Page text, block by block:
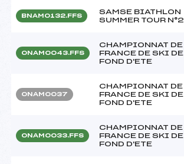
BNAM0132.FFS
SAMSE BIATHLON
SUMMER TOUR N°2
ONAM0043.FFS
CHAMPIONNAT DE
FRANCE DE SKI DE
FOND D'ETE
ONAM0037
CHAMPIONNAT DE
FRANCE DE SKI DE
FOND D'ETE
ONAM0033.FFS
CHAMPIONNAT DE
FRANCE DE SKI DE
FOND D'ETE